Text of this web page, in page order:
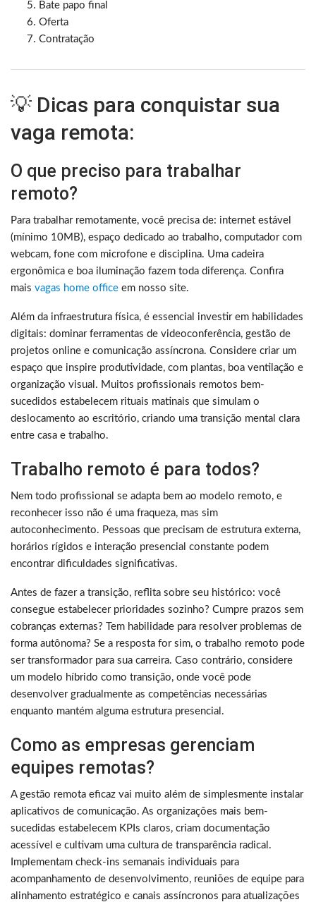
Bate papo final
Oferta
Contratação
💡 Dicas para conquistar sua
vaga remota:
O que preciso para trabalhar
remoto?
Para trabalhar remotamente, você precisa de: internet estável
(mínimo 10MB), espaço dedicado ao trabalho, computador com
webcam, fone com microfone e disciplina. Uma cadeira
ergonômica e boa iluminação fazem toda diferença. Confira
mais vagas home office em nosso site.
Além da infraestrutura física, é essencial investir em habilidades
digitais: dominar ferramentas de videoconferência, gestão de
projetos online e comunicação assíncrona. Considere criar um
espaço que inspire produtividade, com plantas, boa ventilação e
organização visual. Muitos profissionais remotos bem-
sucedidos estabelecem rituais matinais que simulam o
deslocamento ao escritório, criando uma transição mental clara
entre casa e trabalho.
Trabalho remoto é para todos?
Nem todo profissional se adapta bem ao modelo remoto, e
reconhecer isso não é uma fraqueza, mas sim
autoconhecimento. Pessoas que precisam de estrutura externa,
horários rígidos e interação presencial constante podem
encontrar dificuldades significativas.
Antes de fazer a transição, reflita sobre seu histórico: você
consegue estabelecer prioridades sozinho? Cumpre prazos sem
cobranças externas? Tem habilidade para resolver problemas de
forma autônoma? Se a resposta for sim, o trabalho remoto pode
ser transformador para sua carreira. Caso contrário, considere
um modelo híbrido como transição, onde você pode
desenvolver gradualmente as competências necessárias
enquanto mantém alguma estrutura presencial.
Como as empresas gerenciam
equipes remotas?
A gestão remota eficaz vai muito além de simplesmente instalar
aplicativos de comunicação. As organizações mais bem-
sucedidas estabelecem KPIs claros, criam documentação
acessível e cultivam uma cultura de transparência radical.
Implementam check-ins semanais individuais para
acompanhamento de desenvolvimento, reuniões de equipe para
alinhamento estratégico e canais assíncronos para atualizações